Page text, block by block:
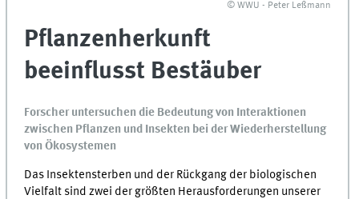
© WWU - Peter Leßmann
Pflanzenherkunft
beeinflusst Bestäuber
Forscher untersuchen die Bedeutung von Interaktionen
zwischen Pflanzen und Insekten bei der Wiederherstellung
von Ökosystemen
Das Insektensterben und der Rückgang der biologischen
Vielfalt sind zwei der größten Herausforderungen unserer